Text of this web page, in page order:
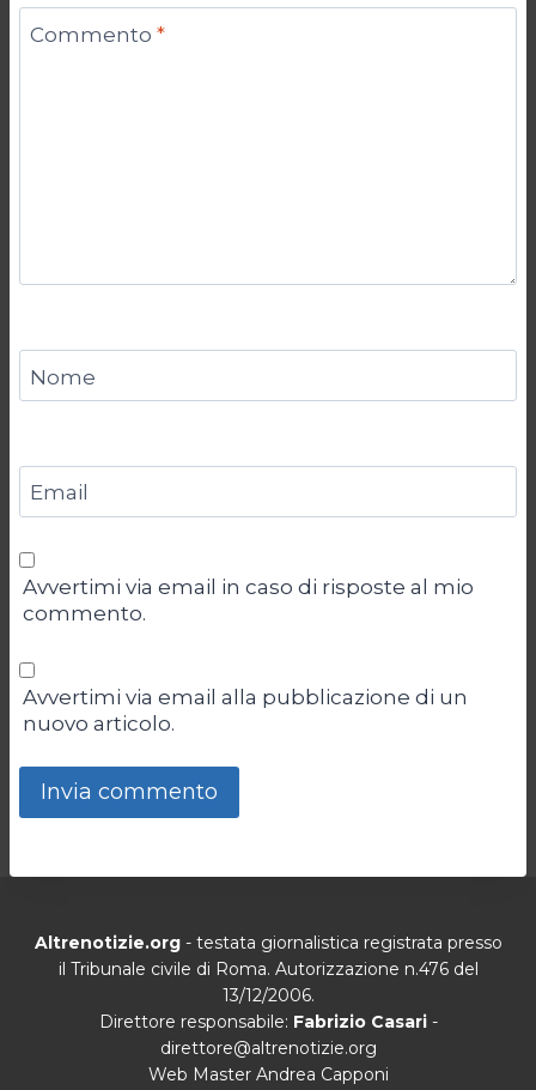
Commento *
Nome
Email
Avvertimi via email in caso di risposte al mio
commento.
Avvertimi via email alla pubblicazione di un
nuovo articolo.
Altrenotizie.org- testata giornalistica registrata presso
il Tribunale civile di Roma. Autorizzazione n.476 del
13/12/2006.
Direttore responsabile: Fabrizio Casari-
direttore@altrenotizie.org
Web Master Andrea Capponi